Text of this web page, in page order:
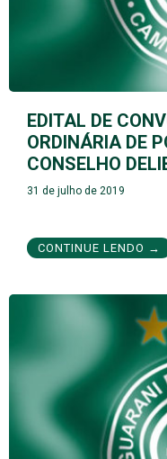
EDITAL DE
ORDINÁRIA DE
CONSELHO
31 de julho de 2019
CONTINUE LENDO →